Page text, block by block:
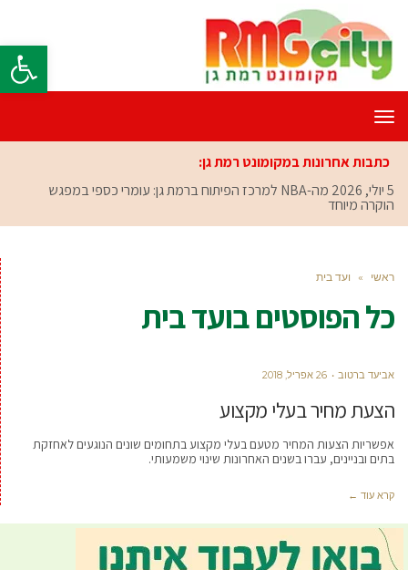
פתח
תפריט
כתבות אחרונות במקומונט רמת גן:
5 יולי, 2026
מה-NBA למרכז הפיתוח ברמת גן: עומרי כספי במפגש
הוקרה מיוחד
ראשי » ועד בית
כל הפוסטים בועד בית
אביעד ברטוב 26 אפריל, 2018
הצעת מחיר בעלי מקצוע
אפשריות הצעות המחיר מטעם בעלי מקצוע בתחומים שונים הנוגעים לאחזקת
בתים ובניינים, עברו בשנים האחרונות שינוי משמעותי.
קרא עוד ←